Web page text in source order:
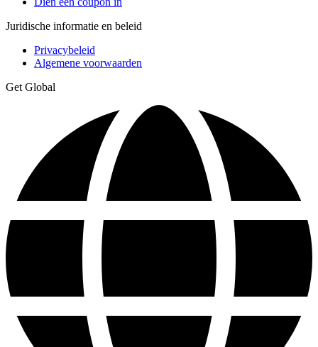
Juridische informatie en beleid
Privacybeleid
Algemene voorwaarden
Get Global